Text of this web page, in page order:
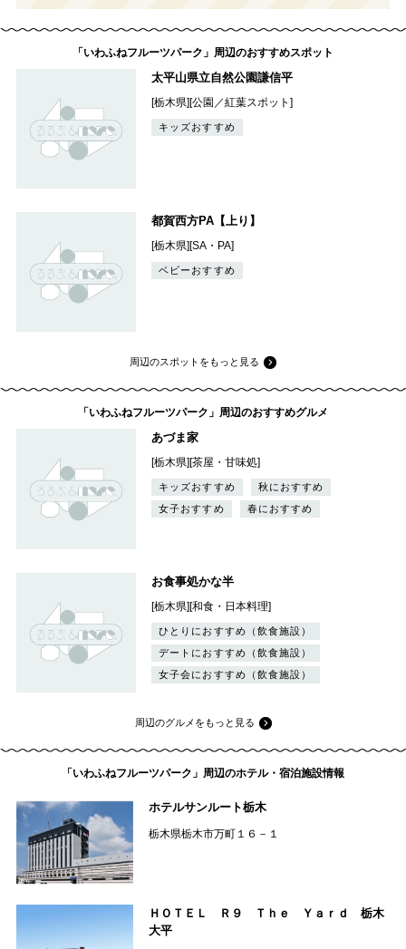
「いわふねフルーツパーク」周辺のおすすめスポット
太平山県立自然公園謙信平
[栃木県][公園／紅葉スポット]
キッズおすすめ
都賀西方PA【上り】
[栃木県][SA・PA]
ベビーおすすめ
周辺のスポットをもっと見る
「いわふねフルーツパーク」周辺のおすすめグルメ
あづま家
[栃木県][茶屋・甘味処]
キッズおすすめ
秋におすすめ
女子おすすめ
春におすすめ
お食事処かな半
[栃木県][和食・日本料理]
ひとりにおすすめ（飲食施設）
デートにおすすめ（飲食施設）
女子会におすすめ（飲食施設）
周辺のグルメをもっと見る
「いわふねフルーツパーク」周辺のホテル・宿泊施設情報
ホテルサンルート栃木
栃木県栃木市万町１６－１
ＨＯＴＥＬ Ｒ９ Ｔｈｅ Ｙａｒｄ 栃木
大平